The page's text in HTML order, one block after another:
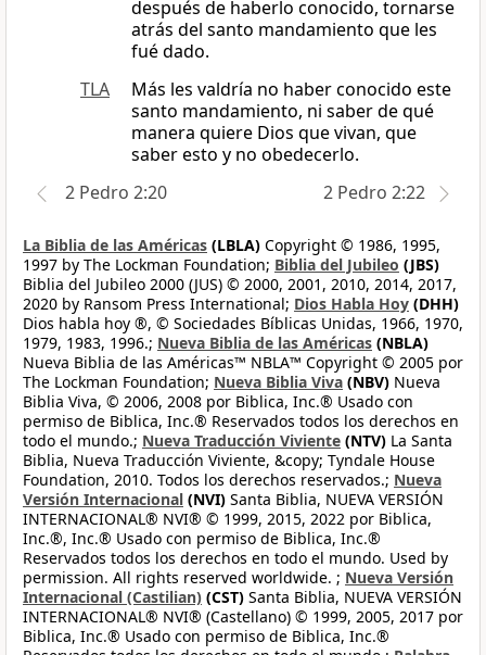
después de haberlo conocido, tornarse
atrás del santo mandamiento que les
fué dado.
TLA
Más les valdría no haber conocido este
santo mandamiento, ni saber de qué
manera quiere Dios que vivan, que
saber esto y no obedecerlo.
2 Pedro 2:20
2 Pedro 2:22
La Biblia de las Américas (LBLA) Copyright © 1986, 1995,
1997 by The Lockman Foundation; Biblia del Jubileo (JBS)
Biblia del Jubileo 2000 (JUS) © 2000, 2001, 2010, 2014, 2017,
2020 by Ransom Press International; Dios Habla Hoy (DHH)
Dios habla hoy ®, © Sociedades Bíblicas Unidas, 1966, 1970,
1979, 1983, 1996.; Nueva Biblia de las Américas (NBLA)
Nueva Biblia de las Américas™ NBLA™ Copyright © 2005 por
The Lockman Foundation; Nueva Biblia Viva (NBV) Nueva
Biblia Viva, © 2006, 2008 por Biblica, Inc.® Usado con
permiso de Biblica, Inc.® Reservados todos los derechos en
todo el mundo.; Nueva Traducción Viviente (NTV) La Santa
Biblia, Nueva Traducción Viviente, &copy; Tyndale House
Foundation, 2010. Todos los derechos reservados.; Nueva
Versión Internacional (NVI) Santa Biblia, NUEVA VERSIÓN
INTERNACIONAL® NVI® © 1999, 2015, 2022 por Biblica,
Inc.®, Inc.® Usado con permiso de Biblica, Inc.®
Reservados todos los derechos en todo el mundo. Used by
permission. All rights reserved worldwide. ; Nueva Versión
Internacional (Castilian) (CST) Santa Biblia, NUEVA VERSIÓN
INTERNACIONAL® NVI® (Castellano) © 1999, 2005, 2017 por
Biblica, Inc.® Usado con permiso de Biblica, Inc.®